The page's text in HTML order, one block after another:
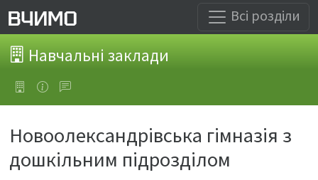
Всі розділи
Навчальні заклади
Новоолександрівська гімназія з
дошкільним підрозділом